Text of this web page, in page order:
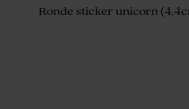
Ronde sticker unicorn